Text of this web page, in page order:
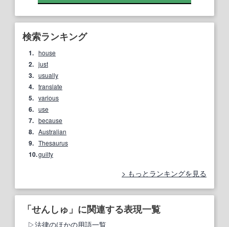
検索ランキング
1. house
2. just
3. usually
4. translate
5. various
6. use
7. because
8. Australian
9. Thesaurus
10.guilty
もっとランキングを見る
「せんしゅ」に関連する表現一覧
法律のほかの用語一覧